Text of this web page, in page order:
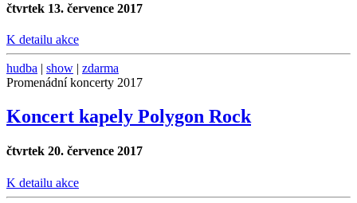
čtvrtek 13. července 2017
K detailu akce
hudba | show | zdarma
Promenádní koncerty 2017
Koncert kapely Polygon Rock
čtvrtek 20. července 2017
K detailu akce